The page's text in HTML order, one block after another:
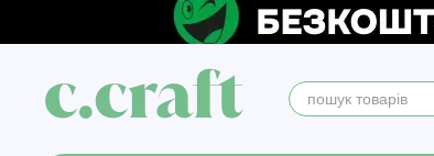
Перейти до основного контенту